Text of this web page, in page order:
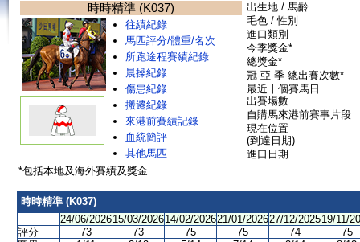
時時精準 (K037)
往績紀錄
馬匹評分/體重/名次
所跑途程賽績紀錄
晨操紀錄
傷患紀錄
搬遷紀錄
來港前賽績記錄
血統簡評
其他馬匹
出生地 / 馬齡
毛色 / 性別
進口類別
今季獎金*
總獎金*
冠-亞-季-總出賽次數*
最近十個賽馬日
出賽場數
自購馬來港前賽事片段
現在位置
(到達日期)
進口日期
*包括本地及海外賽績及獎金
時時精準 (K037)
24/06/202615/03/202614/02/202621/01/202627/12/202519/11/
評分
73 73 75 75 74
75